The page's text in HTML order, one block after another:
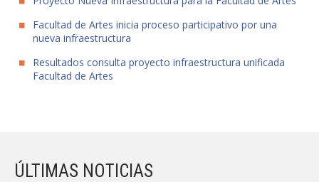
Facultad de Artes inicia proceso participativo por una
nueva infraestructura
Resultados consulta proyecto infraestructura unificada
Facultad de Artes
ÚLTIMAS NOTICIAS